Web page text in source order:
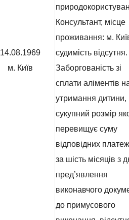
14.08.1969
м. Київ
Консультант, місце
проживання: м.
судимість відсутня.
Заборгованість зі
сплати аліментів
утримання дитини,
сукупний розмір
перевищує суму
відповідних
за шість місяців з
пред’явлення
виконавчого
до примусового